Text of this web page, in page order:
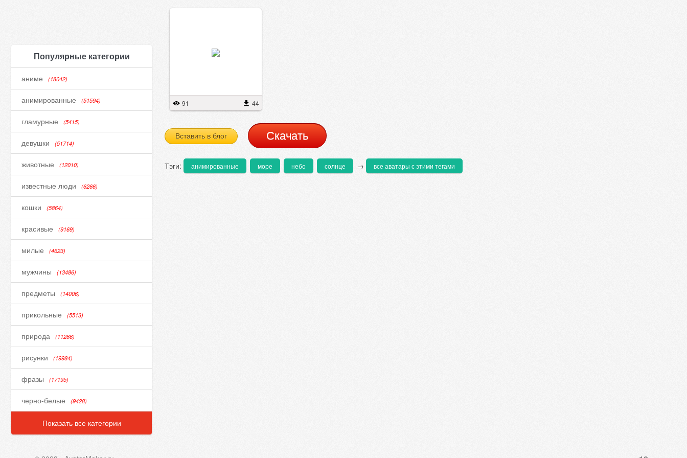
Популярные категории
аниме (18042)
анимированные (51594)
гламурные (5415)
девушки (51714)
животные (12010)
известные люди (6266)
кошки (5864)
красивые (9169)
милые (4623)
мужчины (13486)
предметы (14006)
прикольные (5513)
природа (11286)
рисунки (19984)
фразы (17195)
черно-белые (9428)
Показать все категории
91 44
Вставить в блог Cкачать
Тэги: анимированные море небо солнце → все аватары с этими тегами